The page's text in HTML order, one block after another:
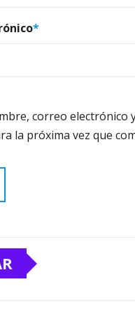
*
correo electrónico
la próxima vez que